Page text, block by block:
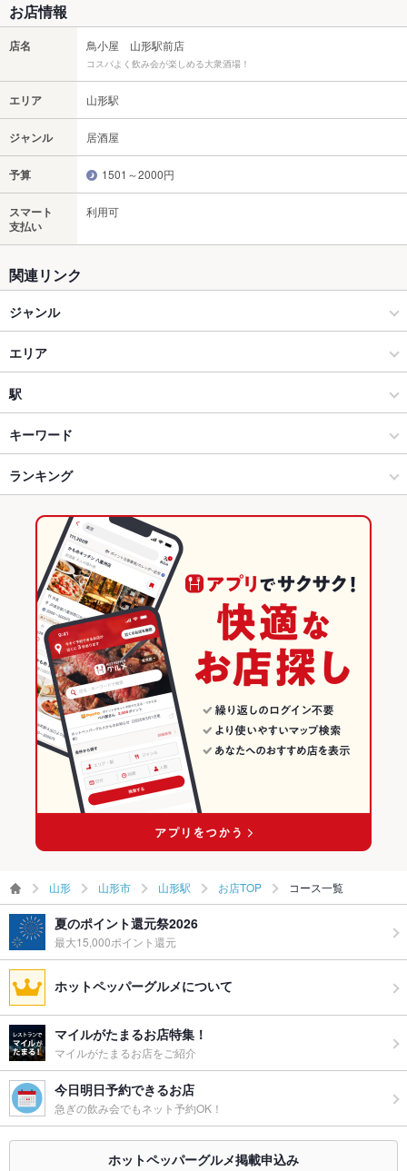
お店情報
店名 鳥小屋 山形駅前店
コスパよく飲み会が楽しめる大衆酒場！
エリア 山形駅
ジャンル 居酒屋
予算 1501～2000円
スマート
支払い
利用可
関連リンク
ジャンル
居酒屋
和風
山形市 × 居酒屋
山形市 × 和風
山形駅 × 居酒屋
山形駅 × 和風
焼き鳥・鶏料理
山形市 × 和食
山形市 × 焼き鳥・鶏料理
山形駅 × 和食
山形駅 × 焼き鳥・鶏料理
エリア
山形駅
山形駅 × 居酒屋
山形駅 × 和風
山形駅 × 和食
山形駅 × 焼き鳥・鶏料理
山形 × 居酒屋
山形 × 和風
山形 × 和食
山形 × 焼き鳥・鶏料理
駅
山形駅
キーワード
お茶漬け
ランキング
山形のグルメランキング
山形の居酒屋ランキング
山形市のグルメランキング
山形市の居酒屋ランキング
山形駅のグルメランキング
山形駅の居酒屋ランキング
山形 山形市 山形駅 お店TOP コース一覧
夏のポイント還元祭2026
最大15,000ポイント還元
ホットペッパーグルメについて
マイルがたまるお店特集！
マイルがたまるお店をご紹介
今日明日予約できるお店
急ぎの飲み会でもネット予約OK！
ホットペッパーグルメ掲載申込み